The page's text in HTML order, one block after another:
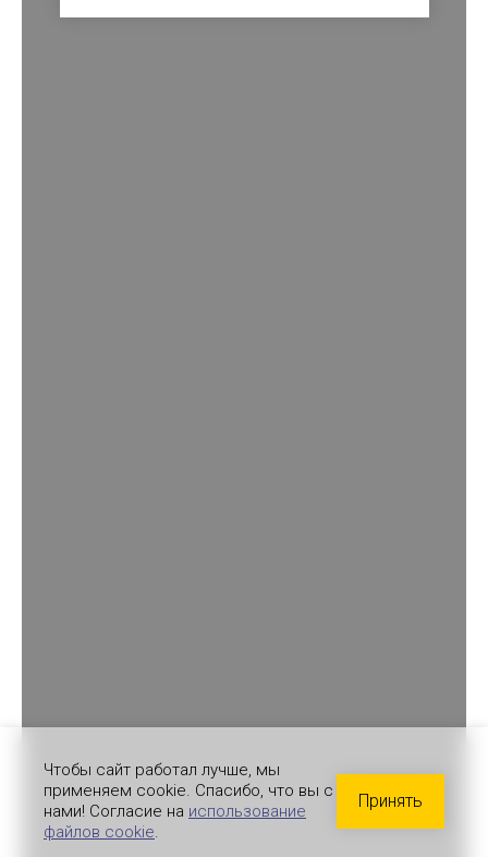
Чтобы сайт работал лучше, мы
применяем cookie. Спасибо, что вы с
нами! Согласие на использование
файлов cookie.
Принять